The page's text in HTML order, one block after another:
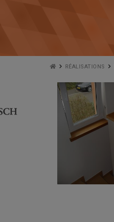
RÉALISATIONS